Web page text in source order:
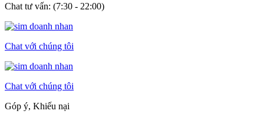
Chat tư vấn: (7:30 - 22:00)
Chat với chúng tôi
Chat với chúng tôi
Góp ý, Khiếu nại